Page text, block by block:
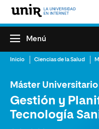
Menú
Inicio Ciencias de la Salud
Máster Universitario
Gestión y
Tecnología